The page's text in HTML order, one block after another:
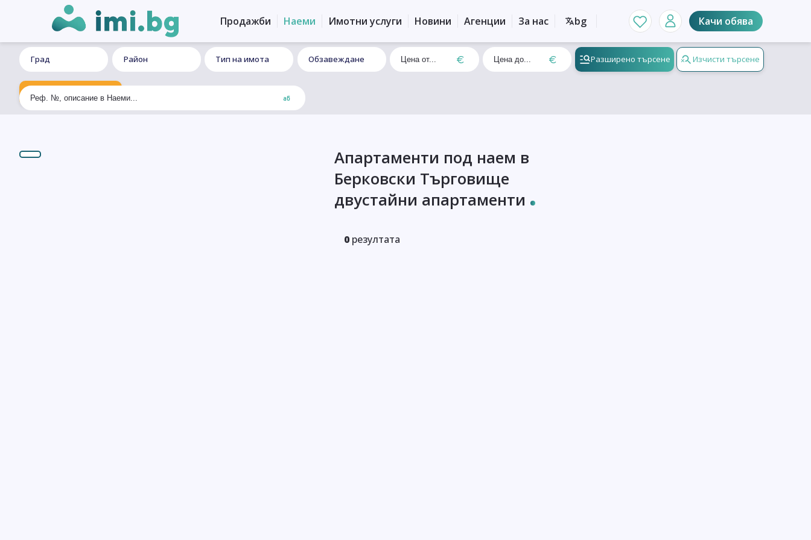
Продажби Наеми Имотни услуги Новини Агенции За нас bg Качи обява
Град Район Тип на имота Обзавеждане Разширено търсене Изчисти търсене
Ексклузивно търсене
Апартаменти под наем в
Берковски Търговище
двустайни апартаменти
0 резултата